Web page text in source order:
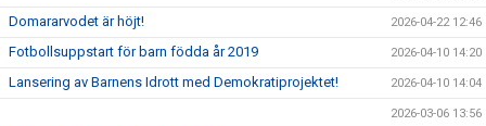
Domararvodet är höjt! 2026-04-22 12:46
Fotbollsuppstart för barn födda år 2019 2026-04-10 14:20
Lansering av Barnens Idrott med Demokratiprojektet! 2026-04-10 14:04
2026-03-06 13:56